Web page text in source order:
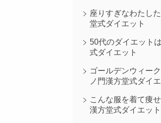
座りすぎなわたし
堂式ダイエット
50代のダイエット
式ダイエット
ゴールデンウィー
ノ門漢方堂式ダイ
こんな服を着て痩
漢方堂式ダイエット